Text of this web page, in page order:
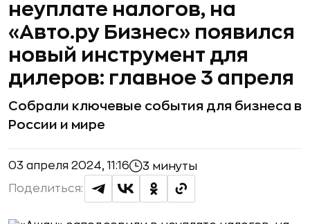
неуплате налогов, на
«Авто.ру Бизнес» появился
новый инструмент для
дилеров: главное 3 апреля
Собрали ключевые события для бизнеса в
России и мире
03 апреля 2024, 11:16 3 минуты
Поделиться: